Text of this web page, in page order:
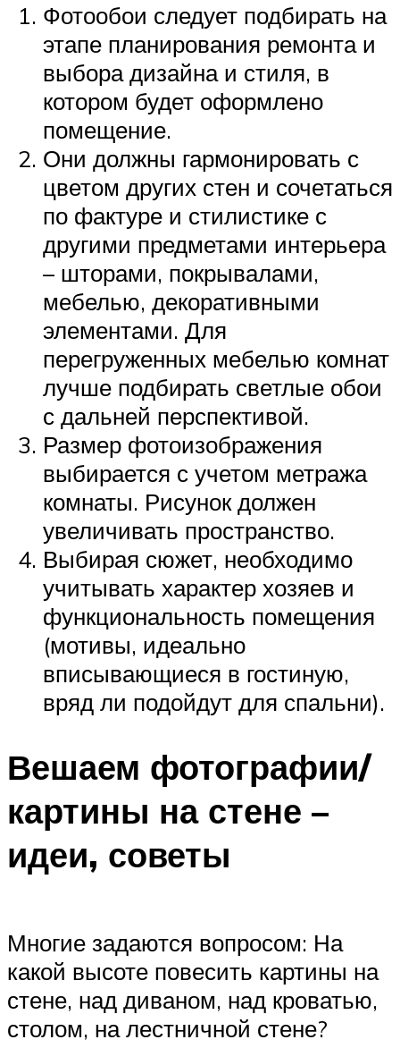
Фотообои следует подбирать на
этапе планирования ремонта и
выбора дизайна и стиля, в
котором будет оформлено
помещение.
Они должны гармонировать с
цветом других стен и сочетаться
по фактуре и стилистике с
другими предметами интерьера
– шторами, покрывалами,
мебелью, декоративными
элементами. Для
перегруженных мебелью комнат
лучше подбирать светлые обои
с дальней перспективой.
Размер фотоизображения
выбирается с учетом метража
комнаты. Рисунок должен
увеличивать пространство.
Выбирая сюжет, необходимо
учитывать характер хозяев и
функциональность помещения
(мотивы, идеально
вписывающиеся в гостиную,
вряд ли подойдут для спальни).
Вешаем фотографии/
картины на стене –
идеи, советы
Многие задаются вопросом: На
какой высоте повесить картины на
стене, над диваном, над кроватью,
столом, на лестничной стене?